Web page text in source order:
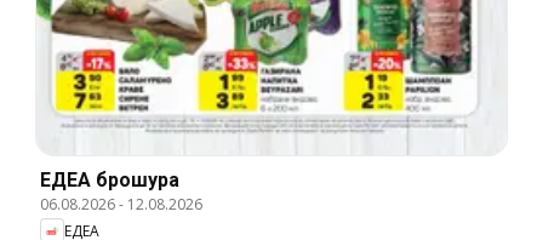
ЕДЕА брошура
06.08.2026- 12.08.2026
ЕДЕА